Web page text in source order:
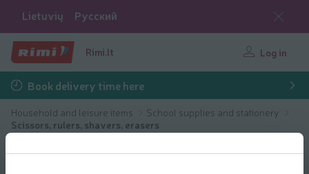
Lietuvių Русский
Rimi.lt Log in
Book delivery time here
Household and leisure items
School supplies and stationery
Scissors, rulers, shavers, erasers